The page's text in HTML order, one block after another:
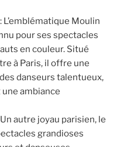
L’emblématique Moulin
pour ses spectacles
en couleur. Situé
à Paris, il offre une
danseurs talentueux,
ambiance
autre joyau parisien, le
grandioses